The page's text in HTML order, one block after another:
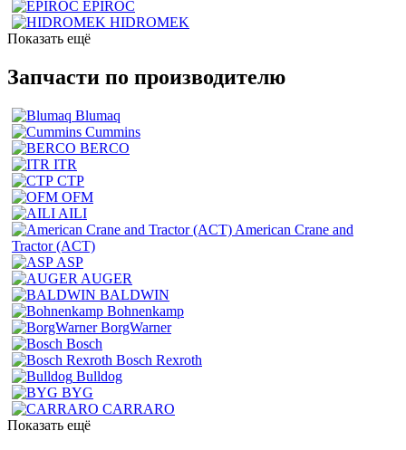
EPIROC
HIDROMEK
Показать ещё
Запчасти по производителю
Blumaq
Cummins
BERCO
ITR
CTP
OFM
AILI
American Crane and
Tractor (ACT)
ASP
AUGER
BALDWIN
Bohnenkamp
BorgWarner
Bosch
Bosch Rexroth
Bulldog
BYG
CARRARO
Показать ещё